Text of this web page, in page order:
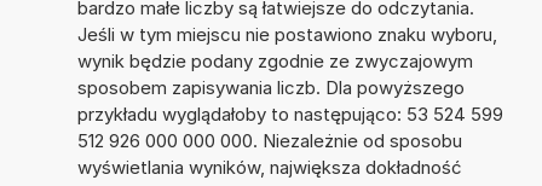
bardzo małe liczby są łatwiejsze do odczytania.
Jeśli w tym miejscu nie postawiono znaku wyboru,
wynik będzie podany zgodnie ze zwyczajowym
sposobem zapisywania liczb. Dla powyższego
przykładu wyglądałoby to następująco: 53 524 599
512 926 000 000 000. Niezależnie od sposobu
wyświetlania wyników, największa dokładność